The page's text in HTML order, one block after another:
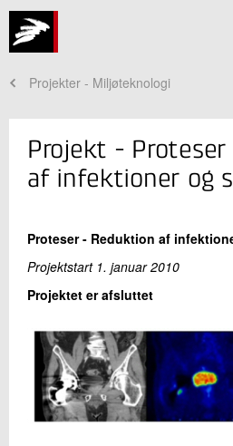
Projekter - Miljøteknologi
Jeg er din kontaktperson
Trine Rolighed Thomsen
Projektchef, ph.d.
Materialer
+45 72 20 18 28
Projekt -
af infektioner og
Proteser - Reduktion af
Projektstart 1. januar 2010
Projektet er afsluttet